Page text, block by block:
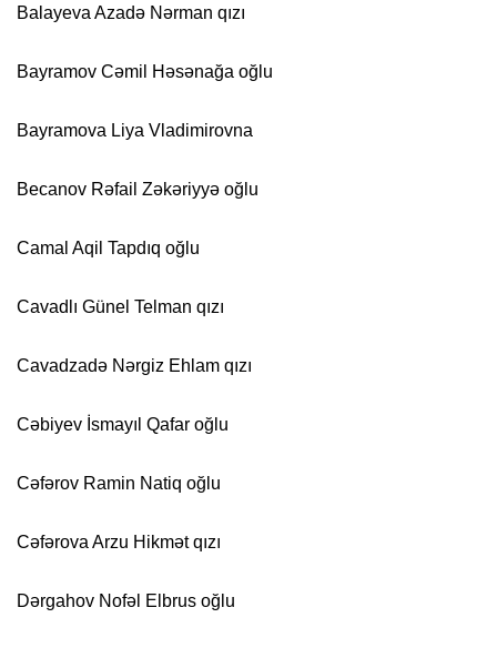
Balayeva Azadə Nərman qızı
Bayramov Cəmil Həsənağa oğlu
Bayramova Liya Vladimirovna
Becanov Rəfail Zəkəriyyə oğlu
Camal Aqil Tapdıq oğlu
Cavadlı Günel Telman qızı
Cavadzadə Nərgiz Ehlam qızı
Cəbiyev İsmayıl Qafar oğlu
Cəfərov Ramin Natiq oğlu
Cəfərova Arzu Hikmət qızı
Dərgahov Nofəl Elbrus oğlu